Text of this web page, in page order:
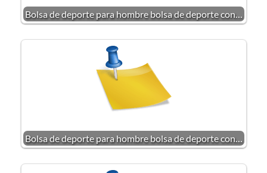
Bolsa de deporte para hombre bolsa de deporte con…
Bolsa de deporte para hombre bolsa de deporte con…